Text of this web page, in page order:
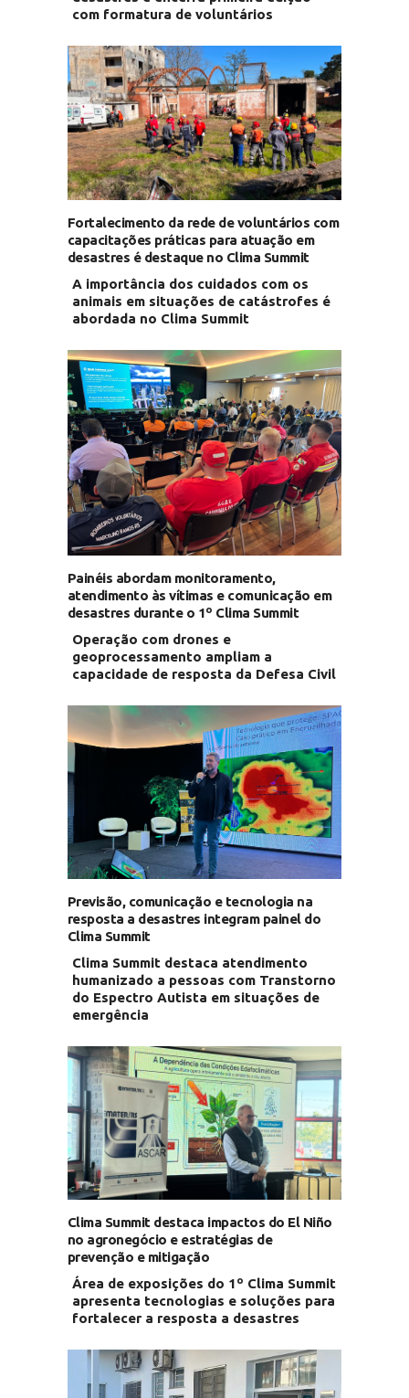
com formatura de voluntários
Fortalecimento da rede de voluntários com
capacitações práticas para atuação em
desastres é destaque no Clima Summit
A importância dos cuidados com os
animais em situações de catástrofes é
abordada no Clima Summit
Painéis abordam monitoramento,
atendimento às vítimas e comunicação em
desastres durante o 1º Clima Summit
Operação com drones e
geoprocessamento ampliam a
capacidade de resposta da Defesa Civil
Previsão, comunicação e tecnologia na
resposta a desastres integram painel do
Clima Summit
Clima Summit destaca atendimento
humanizado a pessoas com Transtorno
do Espectro Autista em situações de
emergência
Clima Summit destaca impactos do El Niño
no agronegócio e estratégias de
prevenção e mitigação
Área de exposições do 1º Clima Summit
apresenta tecnologias e soluções para
fortalecer a resposta a desastres